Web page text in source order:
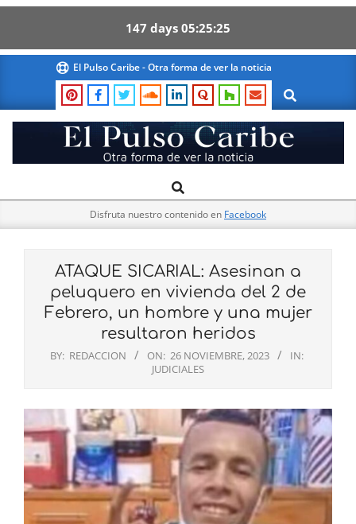
147 days 05 25 24
content
El Pulso Caribe - Otra forma de ver la noticia
Search
El
Pulso
Navigation
Search
Disfruta nuestro contenido en Facebook
ATAQUE SICARIAL: Asesinan a
peluquero en vivienda del 2 de
Febrero, un hombre y una mujer
resultaron heridos
BY: REDACCION ON: 26 NOVIEMBRE, 2023
IN:
JUDICIALES